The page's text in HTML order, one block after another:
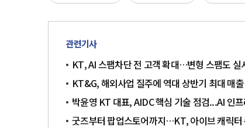
관련기사
KT, AI 스팸차단 전 고객 확대…변형 스팸도 실
KT&G, 해외사업 질주에 역대 상반기 최대 매
박윤영 KT 대표, AIDC 핵심 기술 점검...AI 인
굿즈부터 팝업스토어까지…KT, 아이브 캐릭터